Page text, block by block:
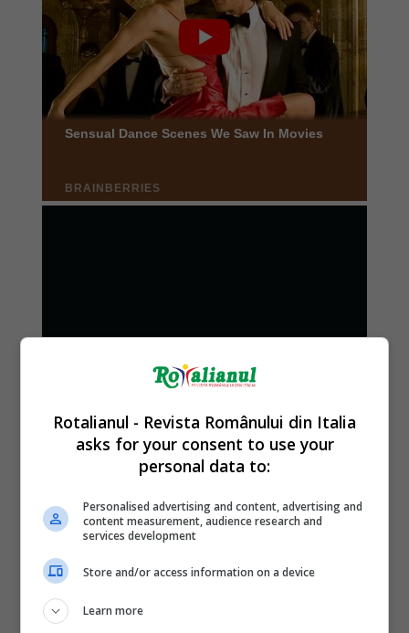
Rotalianul - Revista Românului din Italia
asks for your consent to use your
personal data to:
Personalised advertising and content, advertising and
content measurement, audience research and
services development
Store and/or access information on a device
Learn more